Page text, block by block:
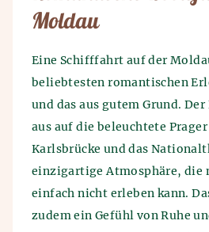
Moldau
Eine Schifffahrt auf der
beliebtesten romantischen
und das aus gutem Grund.
aus auf die beleuchtete
Karlsbrücke und das
einzigartige Atmosphäre, die
einfach nicht erleben kann.
zudem ein Gefühl von Ruhe